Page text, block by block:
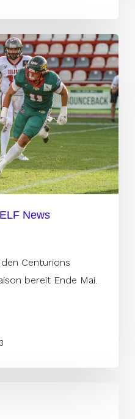
ELF News
Centurions
bereit Ende Mai.